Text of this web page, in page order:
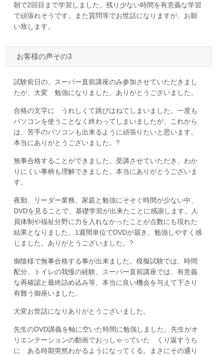
朝で2回目まで学習しました。残り少ない時間を有意義な学習
で頑張れそうです。また質問等でお世話になりますが、お願
い致します。
お客様の声その3
試験前日の、スーパー直前講座のみ参加させていただきまし
たが、大変 勉強になりました。ありがとうございました。
合格の文字に うれしくて跳びはねてしまいました。一度も
パソコンを使うことなく終わってしまいましたが、これから
は、苦手のパソコンも出来るように頑張りたいと思います。
本当にありがとうございました。?
無事合格することができました。受講させていただき、わか
りにくい事柄も理解できました。本当にありがとうございま
す。
夜勤、リーダー業務、家庭と勉強にそそぐ時間が少ない中、
DVDを見ることで、基礎学習が出来たことに感謝します。人
員体制や福祉分野に力を入れなかったことが点数にも現れた
結果となりました。1週間単位でDVDが届き、勉強しやすく感
じました。ありがとうございました。?
御陰様で無事合格する事が出来ました。模擬試験では、時間
配分、トイレの我慢の経験、スーパー直前講座では、有意義
な再確認と最終詰め込み等、本当に良い機会を与えて下さり
有難う御座いました。
大変お世話になりありがとうございました。
先生のDVD講義を軸に空いた時間に勉強しました。先生がオ
リエンテーションの動画でおっしゃっていた くり返すうち
に ある時期突然わかるようになってくる。まさにその通り